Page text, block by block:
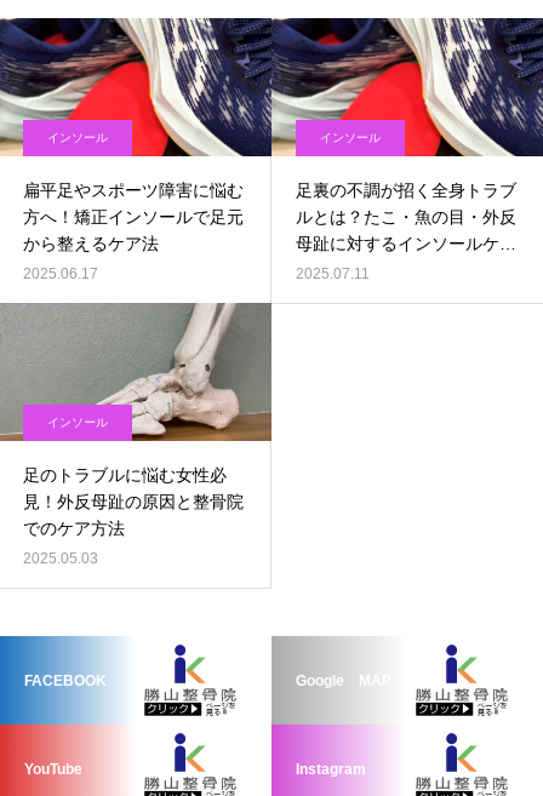
インソール
扁平足やスポーツ障害に悩む
方へ！矯正インソールで足元
から整えるケア法
2025.06.17
インソール
足裏の不調が招く全身トラブ
ルとは？たこ・魚の目・外反
母趾に対するインソールケア
のススメ
2025.07.11
インソール
足のトラブルに悩む女性必
見！外反母趾の原因と整骨院
でのケア方法
2025.05.03
FACEBOOK Google MAP
YouTube Instagram